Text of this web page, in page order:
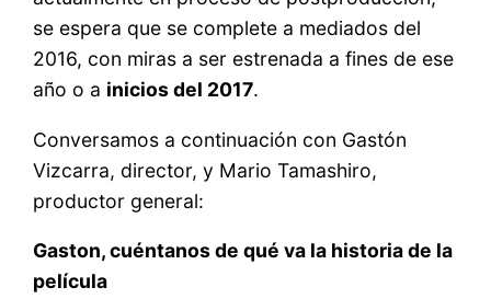
se espera que se complete a mediados del
2016, con miras a ser estrenada a fines de ese
año o a inicios del 2017.
Conversamos a continuación con Gastón
Vizcarra, director, y Mario Tamashiro,
productor general:
Gaston, cuéntanos de qué va la historia de la
película